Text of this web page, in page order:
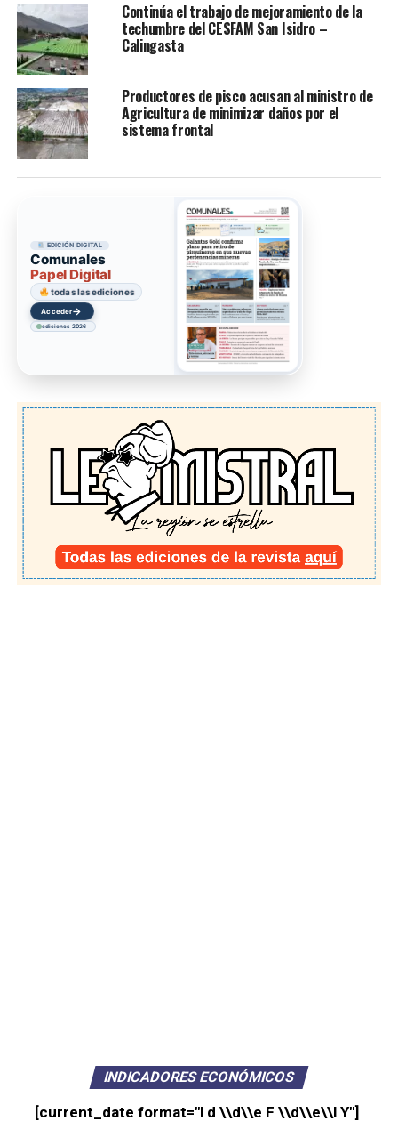
Continúa el trabajo de mejoramiento de la
techumbre del CESFAM San Isidro –
Calingasta
Productores de pisco acusan al ministro de
Agricultura de minimizar daños por el
sistema frontal
EDICIÓN DIGITAL
Comunales
Papel Digital
todas las ediciones
Acceder→
ediciones 2026
INDICADORES ECONÓMICOS
[current_date format="l d \\d\\e F \\d\\e\\l Y"]